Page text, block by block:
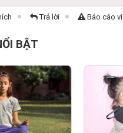
Trả lời Báo cáo
BẬT